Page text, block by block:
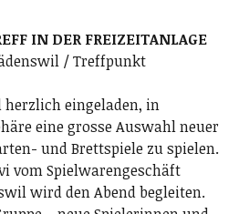
IN DER FREIZEITANLAGE
/ Treffpunkt
herzlich eingeladen, in
eine grosse Auswahl neuer
und Brettspiele zu spielen.
vom Spielwarengeschäft
wird den Abend begleiten.